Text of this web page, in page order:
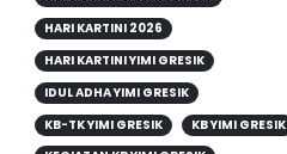
HARI KARTINI 2026
HARI KARTINI YIMI GRESIK
IDUL ADHA YIMI GRESIK
KB-TK YIMI GRESIK
KB YIMI GRESIK